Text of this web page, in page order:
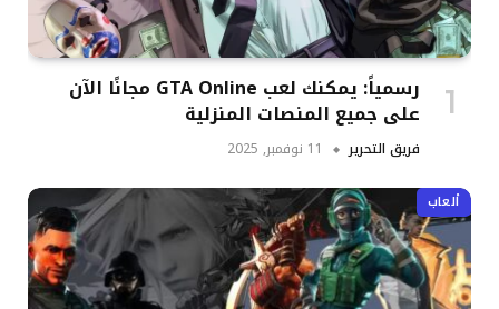
رسمياً: يمكنك لعب GTA Online مجانًا الآن
على جميع المنصات المنزلية
فريق التحرير 11 نوفمبر, 2025
ألعاب